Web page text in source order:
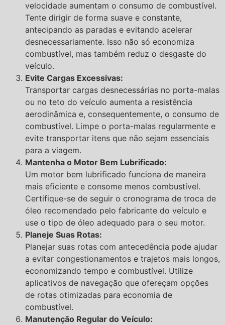
velocidade aumentam o consumo de combustível.
Tente dirigir de forma suave e constante,
antecipando as paradas e evitando acelerar
desnecessariamente. Isso não só economiza
combustível, mas também reduz o desgaste do
veículo.
Evite Cargas Excessivas:
Transportar cargas desnecessárias no porta-malas
ou no teto do veículo aumenta a resistência
aerodinâmica e, consequentemente, o consumo de
combustível. Limpe o porta-malas regularmente e
evite transportar itens que não sejam essenciais
para a viagem.
Mantenha o Motor Bem Lubrificado:
Um motor bem lubrificado funciona de maneira
mais eficiente e consome menos combustível.
Certifique-se de seguir o cronograma de troca de
óleo recomendado pelo fabricante do veículo e
use o tipo de óleo adequado para o seu motor.
Planeje Suas Rotas:
Planejar suas rotas com antecedência pode ajudar
a evitar congestionamentos e trajetos mais longos,
economizando tempo e combustível. Utilize
aplicativos de navegação que ofereçam opções
de rotas otimizadas para economia de
combustível.
Manutenção Regular do Veículo: